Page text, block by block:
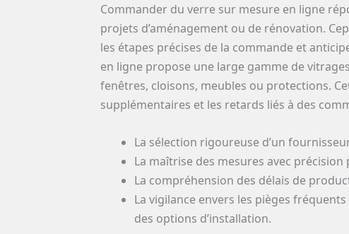
Commander du verre sur mesure en ligne
projets d’aménagement ou de rénovation.
les étapes précises de la commande et
en ligne propose une large gamme de
fenêtres, cloisons, meubles ou protections.
supplémentaires et les retards liés à des
La sélection rigoureuse d’un
La maîtrise des mesures avec
La compréhension des délais de
La vigilance envers les pièges
des options d’installation.